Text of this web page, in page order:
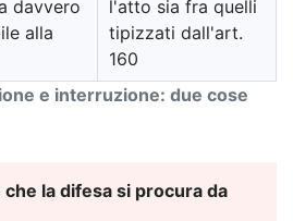
e interruzione: due cose
davvero
alla
l'atto sia fra quelli
tipizzati dall'art.
160
la difesa si procura da